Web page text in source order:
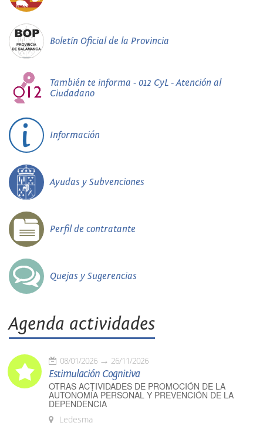
Boletín Oficial de la Provincia
También te informa - 012 CyL - Atención al
Ciudadano
Información
Ayudas y Subvenciones
Perfil de contratante
Quejas y Sugerencias
Agenda actividades
08/01/2026 26/11/2026
Estimulación Cognitiva
OTRAS ACTIVIDADES DE PROMOCIÓN DE LA
AUTONOMÍA PERSONAL Y PREVENCIÓN DE LA
DEPENDENCIA
Ledesma